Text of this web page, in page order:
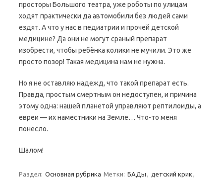
просторы Большого театра, уже роботы по улицам
ходят практически да автомобили без людей сами
ездят. А что у нас в педиатрии и прочей детской
медицине? Да они не могут сраный препарат
изобрести, чтобы ребёнка колики не мучили. Это же
просто позор! Такая медицина нам не нужна.
Но я не оставляю надежд, что такой препарат есть.
Правда, простым смертным он недоступен, и причина
этому одна: нашей планетой управляют рептилоиды, а
евреи — их наместники на Земле… Что-то меня
понесло.
Шалом!
Раздел: Основная рубрика Метки: БАДы , детский крик ,